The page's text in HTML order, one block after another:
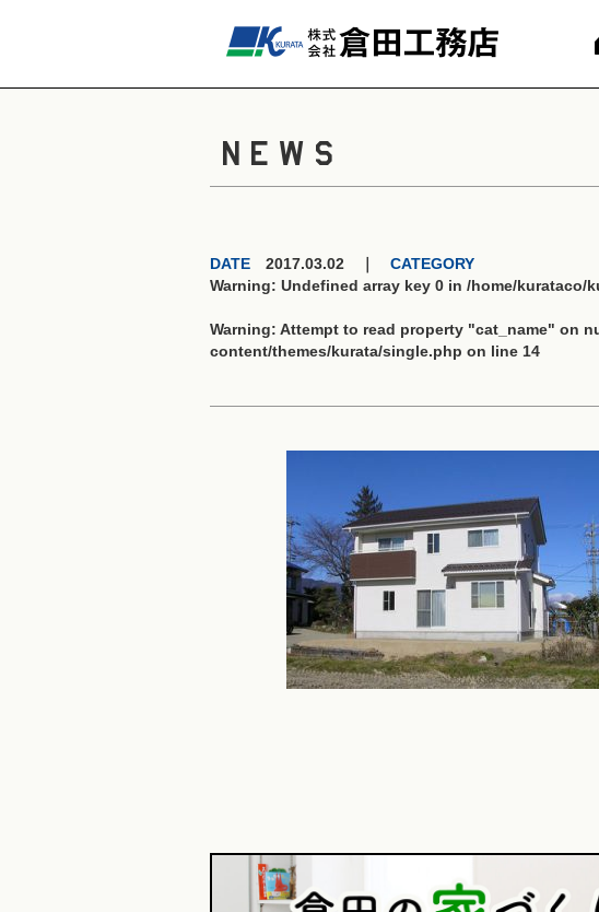
NEWS
DATE 2017.03.02 ｜ CATEGORY
Warning: Undefined array key 0 in /home/kurataco/
Warning: Attempt to read property "cat_name" on
content/themes/kurata/single.php on line 14